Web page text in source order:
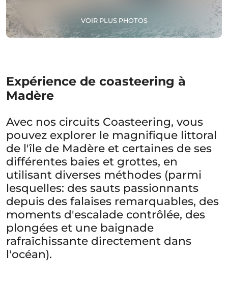
VOIR PLUS PHOTOS
Expérience de coasteering à
Madère
Avec nos circuits Coasteering, vous
pouvez explorer le magnifique littoral
de l'île de Madère et certaines de ses
différentes baies et grottes, en
utilisant diverses méthodes (parmi
lesquelles: des sauts passionnants
depuis des falaises remarquables, des
moments d'escalade contrôlée, des
plongées et une baignade
rafraîchissante directement dans
l'océan).